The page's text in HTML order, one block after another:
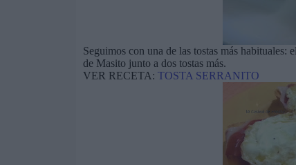
Seguimos con una de las tostas más
de Masito junto a dos tostas más.
VER RECETA: TOSTA SERRANITO